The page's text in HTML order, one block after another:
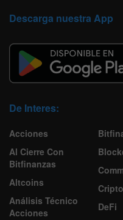
Descarga nuestra App
De Interes:
Acciones
Al Cierre Con
Bitfinanzas
Altcoins
Análisis Técnico
Acciones
Cripto
DeFi